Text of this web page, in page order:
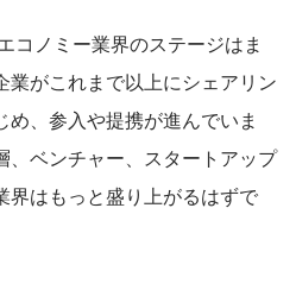
コノミー業界のステージはま
業がこれまで以上にシェアリン
、参入や提携が進んでいま
、ベンチャー、スタートアップ
界はもっと盛り上がるはずで